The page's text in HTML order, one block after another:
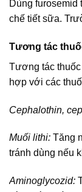
Dùng
chế tiết sữa.
Tương tác
Tương tác thuốc
hợp với các
Cephalothin,
Muối lithi: Tăng
tránh dùng nếu
Aminoglycozid: